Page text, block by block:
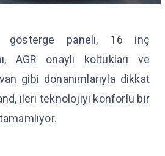
gösterge paneli, 16 inç
AGR onaylı koltukları ve
gibi donanımlarıyla dikkat
ileri teknolojiyi konforlu bir